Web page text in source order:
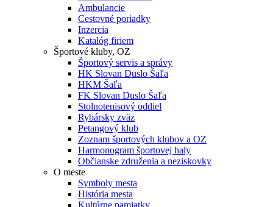
Ambulancie
Cestovné poriadky
Inzercia
Katalóg firiem
Športové kluby, OZ
Športový servis a správy
HK Slovan Duslo Šaľa
HKM Šaľa
FK Slovan Duslo Šaľa
Stolnotenisový oddiel
Rybársky zväz
Petangový klub
Zoznam športových klubov a OZ
Harmonogram športovej haly
Občianske združenia a neziskovky
O meste
Symboly mesta
História mesta
Kultúrne pamiatky